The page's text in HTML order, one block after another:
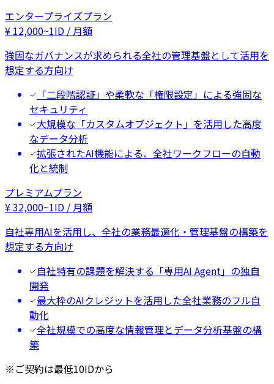
エンタープライズプラン
¥ 12,000~1ID / 月額
強固なガバナンスが求められる全社の管理基盤として活用を
想定する方向け
「二段階認証」や柔軟な「権限設定」による強固な
セキュリティ
大規模な「カスタムオブジェクト」を活用した高度
なデータ分析
拡張されたAI機能による、全社ワークフローの自動
化と統制
プレミアムプラン
¥32,000~1ID / 月額
自社専用AIを活用し、全社の業務最適化・管理基盤の構築を
想定する方向け
自社特有の課題を解決する「専用AI Agent」の独自
開発
最大枠のAIクレジットを活用した全社業務のフル自
動化
全社規模での高度な情報管理とデータ分析基盤の構
築
※ご契約は最低10IDから